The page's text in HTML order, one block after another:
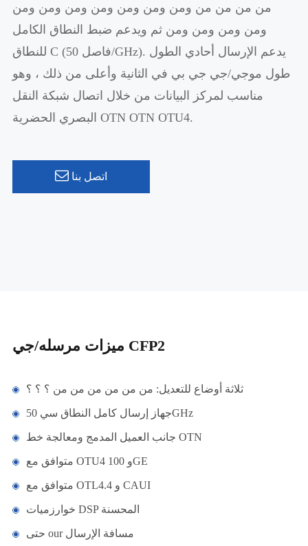
من من من من ومن ومن ومن ومن ومن ومن ومن
ومن ومن ومن ومن ثم ويدعم ضبط النطاق الكامل
للنطاق C (فاصل 50/GHz). يدعم الإرسال أحادي الطول
طول موجي/جي جي بي في الثانية وأعلى من ذلك ، وهو
مناسب لمركز البيانات من خلال اتصال شبكة النقل
البصري الحضرية OTN OTN OTU4.
اتصل بنا
ميزات مرسله/جي CFP2
ثلاثة أوضاع للتعديل: من من من من من من ؟ ؟ ؟
جهاز إرسال كامل النطاق سي 50GHz
جانب العميل المدمج ومعالجة خط OTN
متوافق مع OTU4 و 100GE
متوافق مع OTL4.4 و CAUI
خوارزميات DSP المحسنة
حتى our مسافة الإرسال